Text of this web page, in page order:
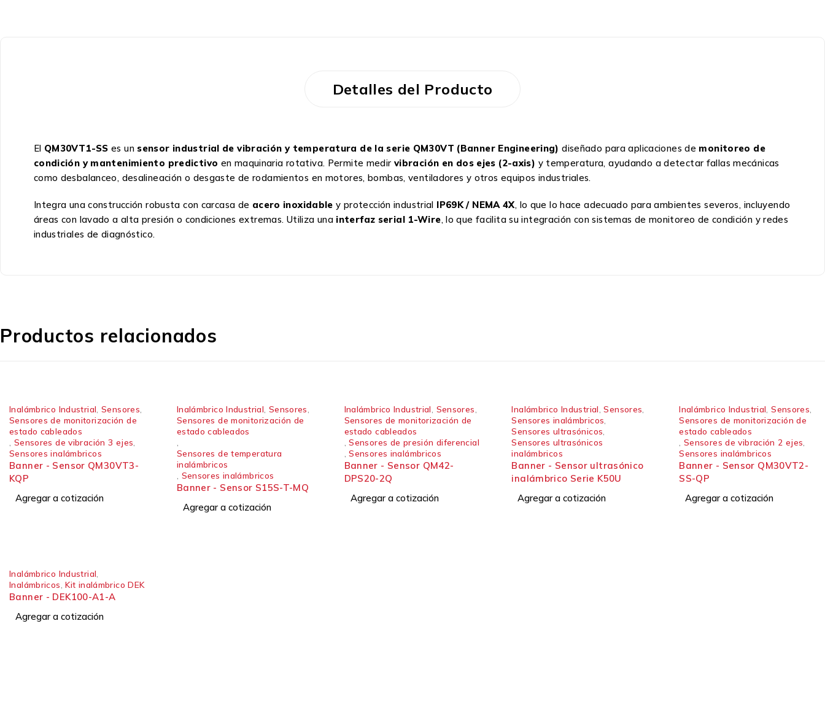
Detalles del Producto
El QM30VT1-SS es un sensor industrial de vibración y temperatura de la serie QM30VT (Banner Engineering) diseñado para aplicaciones de monitoreo de
condición y mantenimiento predictivo en maquinaria rotativa. Permite medir vibración en dos ejes (2-axis) y temperatura, ayudando a detectar fallas mecánicas
como desbalanceo, desalineación o desgaste de rodamientos en motores, bombas, ventiladores y otros equipos industriales.
Integra una construcción robusta con carcasa de acero inoxidable y protección industrial IP69K / NEMA 4X, lo que lo hace adecuado para ambientes severos, incluyendo
áreas con lavado a alta presión o condiciones extremas. Utiliza una interfaz serial 1-Wire, lo que facilita su integración con sistemas de monitoreo de condición y redes
industriales de diagnóstico.
Productos relacionados
Inalámbrico Industrial Sensores
Sensores de monitorización de
estado cableados
Sensores de vibración 3 ejes
Sensores inalámbricos
Banner - Sensor QM30VT3-
KQP
Agregar a cotización
Inalámbrico Industrial Sensores
Sensores de monitorización de
estado cableados
Sensores de temperatura
inalámbricos
Sensores inalámbricos
Banner - Sensor S15S-T-MQ
Agregar a cotización
Inalámbrico Industrial Sensores
Sensores de monitorización de
estado cableados
,Sensores de presión diferencial
,Sensores inalámbricos
Banner - Sensor QM42-
DPS20-2Q
Agregar a cotización
Inalámbrico Industrial ,Sensores
Sensores inalámbricos
Sensores ultrasónicos
Sensores ultrasónicos
inalámbricos
Banner - Sensor ultrasónico
inalámbrico Serie K50U
Agregar a cotización
Inalámbrico Industrial ,Sensores
Sensores de monitorización de
estado cableados
Sensores de vibración 2 ejes
Sensores inalámbricos
Banner - Sensor QM30VT2-
SS-QP
Agregar a cotización
Inalámbrico Industrial
Inalámbricos ,Kit inalámbrico DEK
Banner - DEK100-A1-A
Agregar a cotización